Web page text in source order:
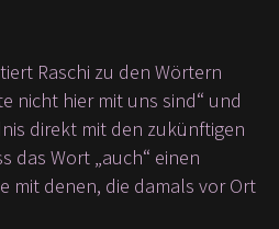
Raschi zu den Wörtern
nicht hier mit uns sind“ und
direkt mit den zukünftigen
das Wort „auch“ einen
mit denen, die damals vor Ort